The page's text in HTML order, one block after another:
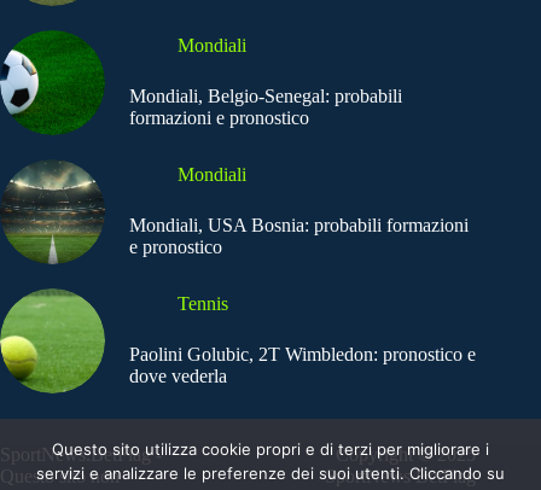
Mondiali
Mondiali, Belgio-Senegal: probabili
formazioni e pronostico
Mondiali
Mondiali, USA Bosnia: probabili formazioni
e pronostico
Tennis
Paolini Golubic, 2T Wimbledon: pronostico e
dove vederla
SportNews.BetFlag -
Questo sito non
Copyright © 2025
SportNews BetFlag
Questo sito utilizza cookie propri e di terzi per migliorare i
servizi e analizzare le preferenze dei suoi utenti. Cliccando su